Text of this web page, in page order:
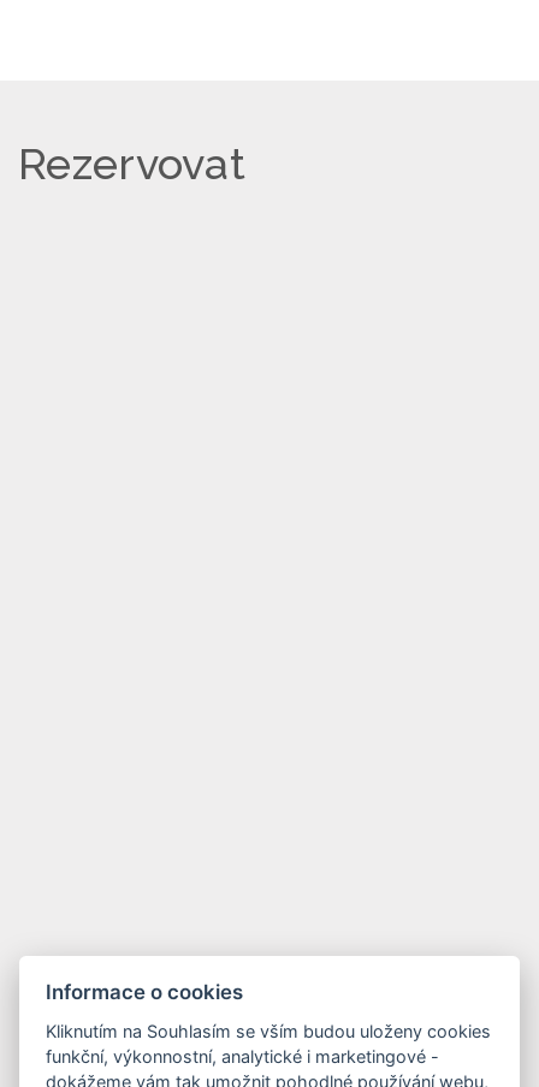
Rezervovat
Informace o cookies
Kliknutím na Souhlasím se vším budou uloženy cookies
funkční, výkonnostní, analytické i marketingové -
dokážeme vám tak umožnit pohodlné používání webu,